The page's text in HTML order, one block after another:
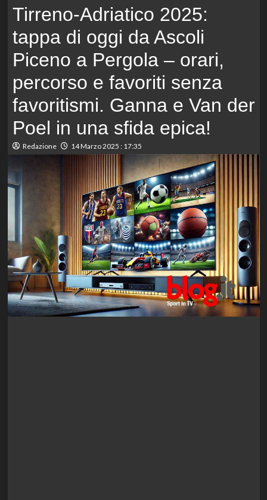
Tirreno-Adriatico 2025:
tappa di oggi da Ascoli
Piceno a Pergola – orari,
percorso e favoriti senza
favoritismi. Ganna e Van der
Poel in una sfida epica!
Redazione 14 Marzo 2025 : 17:35